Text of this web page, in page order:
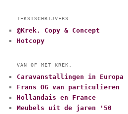
TEKSTSCHRIJVERS
@Krek. Copy & Concept
Hotcopy
VAN OF MET KREK.
Caravanstallingen in Europa
Frans OG van particulieren
Hollandais en France
Meubels uit de jaren '50